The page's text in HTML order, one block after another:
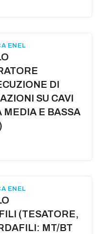
ENEL
DI
SU CAVI
MEDIA E BASSA
ENEL
(TESATORE,
MT/BT